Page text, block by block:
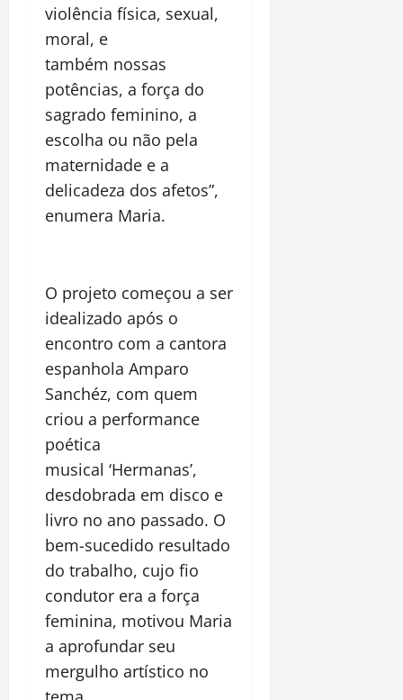
violência física, sexual,
moral, e
também nossas
potências, a força do
sagrado feminino, a
escolha ou não pela
maternidade e a
delicadeza dos afetos”,
enumera Maria.
O projeto começou a ser
idealizado após o
encontro com a cantora
espanhola Amparo
Sanchéz, com quem
criou a performance
poética
musical ‘Hermanas’,
desdobrada em disco e
livro no ano passado. O
bem-sucedido resultado
do trabalho, cujo fio
condutor era a força
feminina, motivou Maria
a aprofundar seu
mergulho artístico no